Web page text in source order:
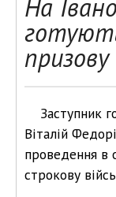
На
призову
Заступник
Віталій
проведення в
строкову